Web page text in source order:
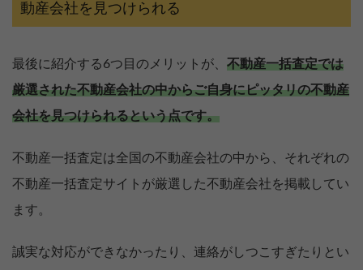
動産会社を見つけられる
最後に紹介する6つ目のメリットが、 不動産一括査定では
厳選された不動産会社の中からご自身にピッタリの不動産
会社を見つけられるという点です。
不動産一括査定は全国の不動産会社の中から、それぞれの
不動産一括査定サイトが厳選した不動産会社を掲載してい
ます。
誠実な対応ができなかったり、連絡がしつこすぎたりとい